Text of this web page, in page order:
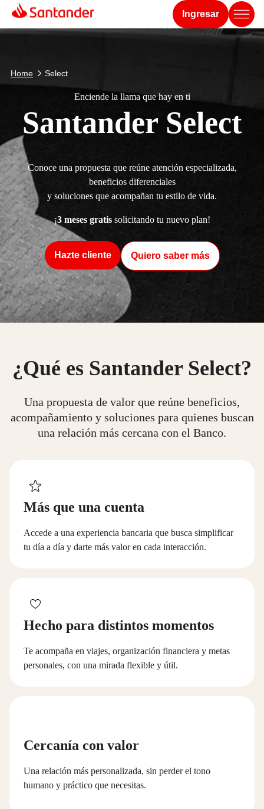
Ingresar
Home Select
Enciende la llama que hay en ti
Santander Select
Conoce una propuesta que reúne atención especializada,
beneficios diferenciales
y soluciones que acompañan tu estilo de vida.
¡3 meses gratissolicitando tu nuevo plan!
Hazte cliente Quiero saber más
¿Qué es Santander Select?
Una propuesta de valor que reúne beneficios,
acompañamiento y soluciones para quienes buscan
una relación más cercana con el Banco.
Más que una cuenta
Accede a una experiencia bancaria que busca simplificar
tu día a día y darte más valor en cada interacción.
Hecho para distintos momentos
Te acompaña en viajes, organización financiera y metas
personales, con una mirada flexible y útil.
Cercanía con valor
Una relación más personalizada, sin perder el tono
humano y práctico que necesitas.